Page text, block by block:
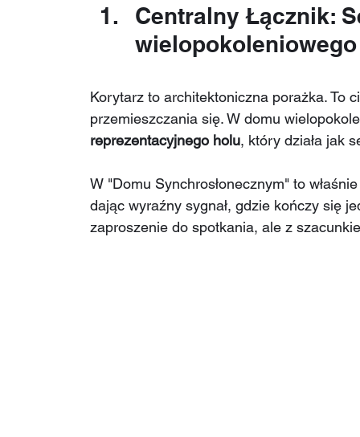
Centralny Łącznik:
wielopokoleniowego
Korytarz to architektoniczna porażka. To
przemieszczania się. W domu
reprezentacyjnego holu, który działa jak
W "Domu Synchrosłonecznym" to
dając wyraźny sygnał, gdzie kończy się
zaproszenie do spotkania, ale z